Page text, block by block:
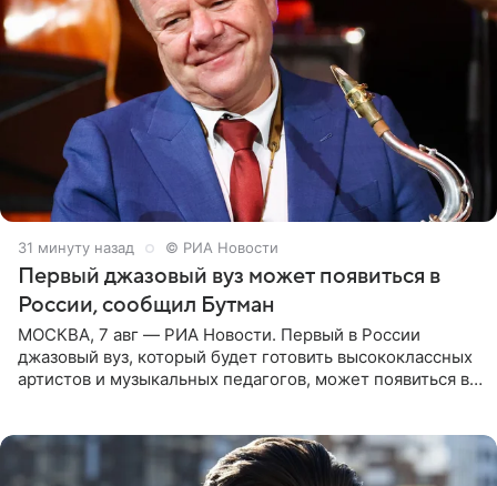
31 минуту назад © РИА Новости
Первый джазовый вуз может появиться в
России, сообщил Бутман
МОСКВА, 7 авг — РИА Новости. Первый в России
джазовый вуз, который будет готовить высококлассных
артистов и музыкальных педагогов, может появиться в